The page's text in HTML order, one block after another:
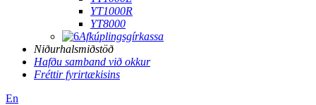
YT1000R
YT8000
Afkúplingsgírkassa
Niðurhalsmiðstöð
Hafðu samband við okkur
Fréttir fyrirtækisins
En